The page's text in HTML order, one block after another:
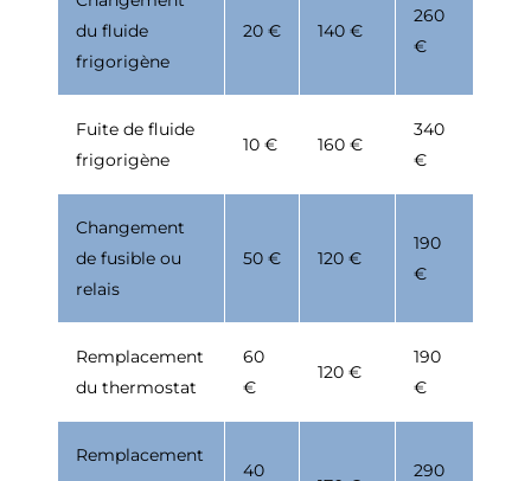
du fluide
frigorigène
20 € 140 €
260
€
Fuite de fluide
frigorigène
10 € 160 €
340
€
Changement
de fusible ou
relais
50 € 120 €
190
€
Remplacement
du thermostat
60
€
120 €
190
€
Remplacement
40 290